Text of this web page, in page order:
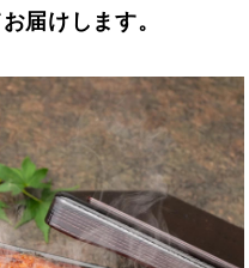
届けします。